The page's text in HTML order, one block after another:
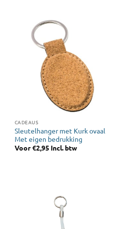
CADEAUS
Sleutelhanger met Kurk ovaal
Met eigen bedrukking
Voor€2,95 Incl. btw